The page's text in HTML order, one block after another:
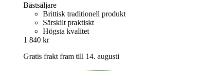
Bästsäljare
Brittisk traditionell produkt
Särskilt praktiskt
Högsta kvalitet
1 840 kr
Gratis frakt fram till 14. augusti